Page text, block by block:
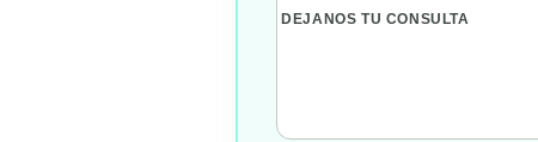
DEJANOS TU CONSULTA